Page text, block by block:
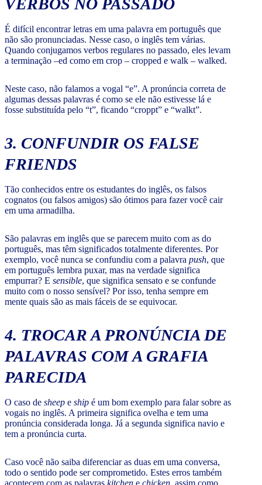
É difícil encontrar letras em uma palavra em português que
não são pronunciadas. Nesse caso, o inglês tem várias.
Quando conjugamos verbos regulares no passado, eles levam
a terminação –ed como em crop – cropped e walk – walked.
Neste caso, não falamos a vogal “e”. A pronúncia correta de
algumas dessas palavras é como se ele não estivesse lá e
fosse substituída pelo “t”, ficando “croppt” e “walkt”.
3. CONFUNDIR OS FALSE
FRIENDS
Tão conhecidos entre os estudantes do inglês, os falsos
cognatos (ou falsos amigos) são ótimos para fazer você cair
em uma armadilha.
São palavras em inglês que se parecem muito com as do
português, mas têm significados totalmente diferentes. Por
exemplo, você nunca se confundiu com a palavra push, que
em português lembra puxar, mas na verdade significa
empurrar? E sensible, que significa sensato e se confunde
muito com o nosso sensível? Por isso, tenha sempre em
mente quais são as mais fáceis de se equivocar.
4. TROCAR A PRONÚNCIA DE
PALAVRAS COM A GRAFIA
PARECIDA
O caso de sheep e ship é um bom exemplo para falar sobre as
vogais no inglês. A primeira significa ovelha e tem uma
pronúncia considerada longa. Já a segunda significa navio e
tem a pronúncia curta.
Caso você não saiba diferenciar as duas em uma conversa,
todo o sentido pode ser comprometido. Estes erros também
acontecem com as palavras kitchen e chicken, assim como